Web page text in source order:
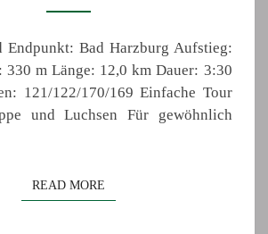
Endpunkt: Bad Harzburg Aufstieg:
330 m Länge: 12,0 km Dauer: 3:30
121/122/170/169 Einfache Tour
und Luchsen Für gewöhnlich
READ MORE